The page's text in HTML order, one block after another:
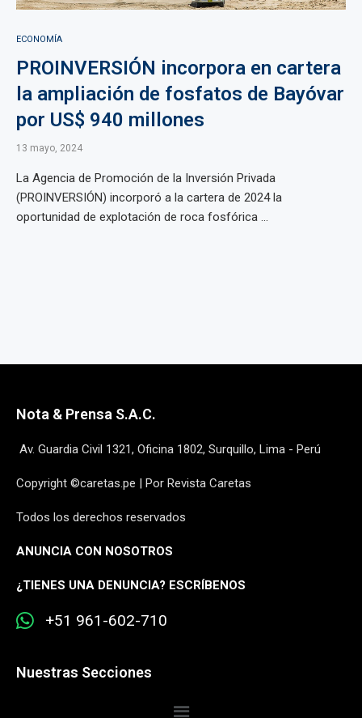
ECONOMÍA
PROINVERSIÓN incorpora en cartera
la ampliación de fosfatos de Bayóvar
por US$ 940 millones
13 mayo, 2024
La Agencia de Promoción de la Inversión Privada
(PROINVERSIÓN) incorporó a la cartera de 2024 la
oportunidad de explotación de roca fosfórica ...
Nota & Prensa S.A.C.
Av. Guardia Civil 1321, Oficina 1802, Surquillo, Lima - Perú
Copyright ©caretas.pe | Por Revista Caretas
Todos los derechos reservados
ANUNCIA CON NOSOTROS
¿TIENES UNA DENUNCIA? ESCRÍBENOS
+51 961-602-710
Nuestras Secciones